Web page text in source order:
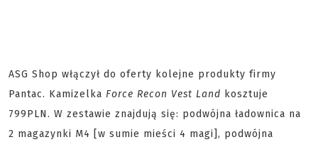
ASG Shop włączył do oferty kolejne produkty firmy
Pantac. Kamizelka Force Recon Vest Land kosztuje
799PLN. W zestawie znajdują się: podwójna ładownica na
2 magazynki M4 [w sumie mieści 4 magi], podwójna